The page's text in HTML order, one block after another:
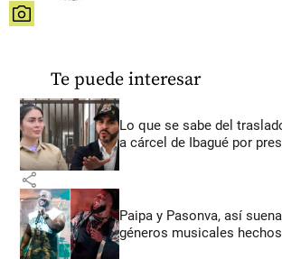
share
Te puede interesar
Lo que se sabe del
a cárcel de Ibagué por
share
Paipa y Pasonva, así
géneros musicales